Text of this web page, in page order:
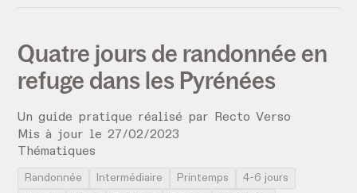
Quatre jours de randonnée en
refuge dans les Pyrénées
Un guide pratique réalisé par
Recto Verso
Mis à jour le27/02/2023
Thématiques
Randonnée Intermédiaire Printemps
4-6 jours